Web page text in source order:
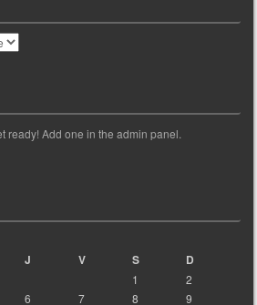
ready! Add one in the admin panel.
J V S D
1
2
6 7 8 9